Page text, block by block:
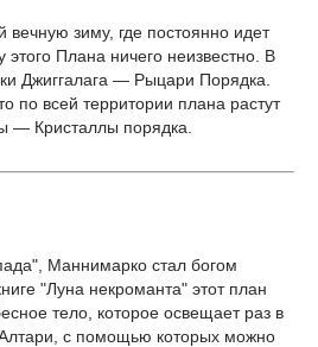
вечную зиму, где постоянно идет
Плана ничего неизвестно. В
Джиггалага — Рыцари Порядка.
по всей территории плана растут
— Кристаллы порядка.
Маннимарко стал богом
"Луна некроманта" этот план
тело, которое освещает раз в
с помощью которых можно